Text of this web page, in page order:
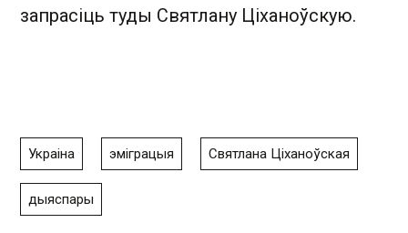
запрасіць туды Святлану Ціханоўскую.
Украіна эміграцыя Святлана Ціханоўская
дыяспары